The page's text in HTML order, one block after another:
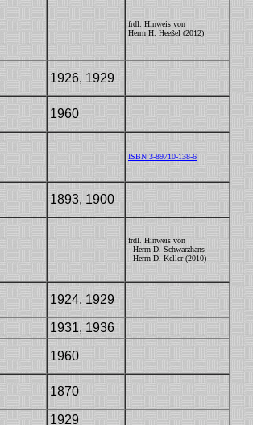
frdl. Hinweis von
Herrn H. Heeßel (2012)
1926, 1929
1960
ISBN 3-89710-138-6
1893, 1900
frdl. Hinweis von
- Herrn D. Schwarzhans
- Herrn D. Keller (2010)
1924, 1929
1931, 1936
1960
1870
1929